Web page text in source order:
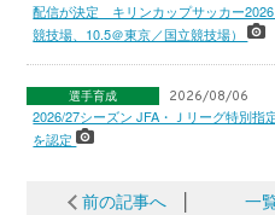
配信が決定 キリンカップサッカー
競技場、10.5＠東京／国立競技場）
選手育成 2026/08/06
2026/27シーズン JFA・Ｊリーグ特別指
を認定
前の記事へ 一